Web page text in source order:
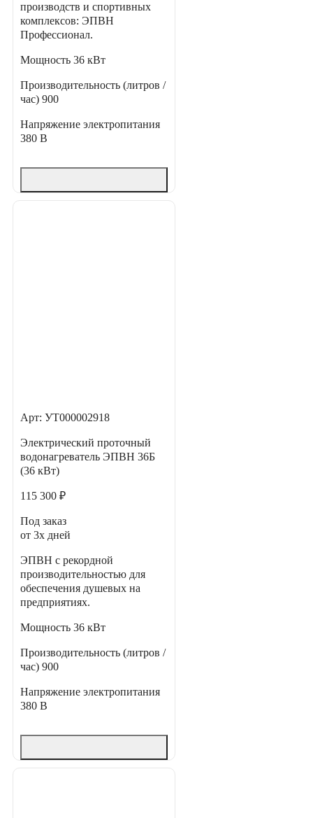
производств и спортивных
комплексов: ЭПВН
Профессионал.
Мощность 36 кВт
Производительность (литров /
час) 900
Напряжение электропитания
380 В
Арт: УТ000002918
Электрический проточный
водонагреватель ЭПВН 36Б
(36 кВт)
115 300 ₽
Под заказ
от 3х дней
ЭПВН с рекордной
производительностью для
обеспечения душевых на
предприятиях.
Мощность 36 кВт
Производительность (литров /
час) 900
Напряжение электропитания
380 В